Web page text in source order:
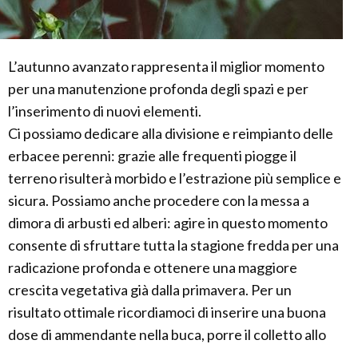
L’autunno avanzato rappresenta il miglior momento
per una manutenzione profonda degli spazi e per
l’inserimento di nuovi elementi.
Ci possiamo dedicare alla divisione e reimpianto delle
erbacee perenni: grazie alle frequenti piogge il
terreno risulterà morbido e l’estrazione più semplice e
sicura. Possiamo anche procedere con la messa a
dimora di arbusti ed alberi: agire in questo momento
consente di sfruttare tutta la stagione fredda per una
radicazione profonda e ottenere una maggiore
crescita vegetativa già dalla primavera. Per un
risultato ottimale ricordiamoci di inserire una buona
dose di ammendante nella buca, porre il colletto allo